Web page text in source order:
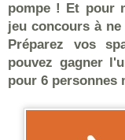
pompe ! Et pour
jeu concours à
Préparez vos
pouvez gagner
pour 6 personnes